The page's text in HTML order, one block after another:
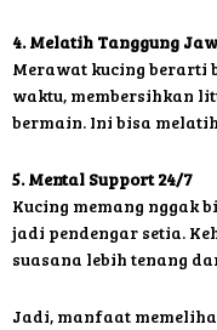
4. Melatih Tanggung
Merawat kucing berarti
waktu, membersihkan
bermain. Ini bisa
5. Mental Support 24/7
Kucing memang nggak
jadi pendengar setia.
suasana lebih tenang
Jadi, manfaat